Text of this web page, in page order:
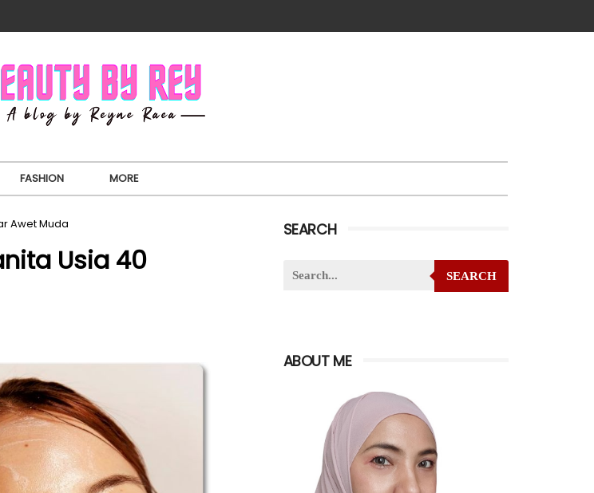
FASHION MORE
Awet Muda
Usia 40
SEARCH
SEARCH
ABOUT ME